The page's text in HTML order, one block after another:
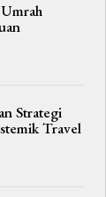
Strategi
Travel